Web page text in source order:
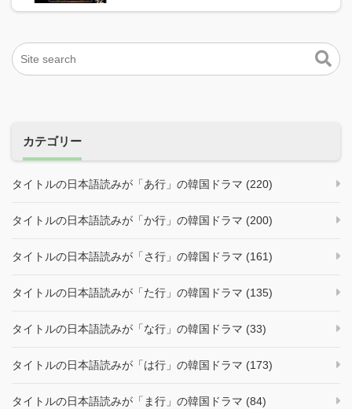
カテゴリー
タイトルの日本語読みが「あ行」の韓国ドラマ (220)
タイトルの日本語読みが「か行」の韓国ドラマ (200)
タイトルの日本語読みが「さ行」の韓国ドラマ (161)
タイトルの日本語読みが「た行」の韓国ドラマ (135)
タイトルの日本語読みが「な行」の韓国ドラマ (33)
タイトルの日本語読みが「は行」の韓国ドラマ (173)
タイトルの日本語読みが「ま行」の韓国ドラマ (84)